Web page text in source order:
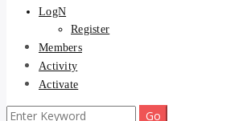
LogN
Register
Members
Activity
Activate
Search